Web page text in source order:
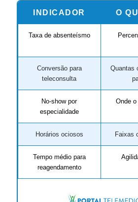
INDICADOR O
Taxa de absenteísmo
Conversão para
teleconsulta
Quantas
No-show por
especialidade
Onde
Horários ociosos Faixas
Tempo médio para
reagendamento